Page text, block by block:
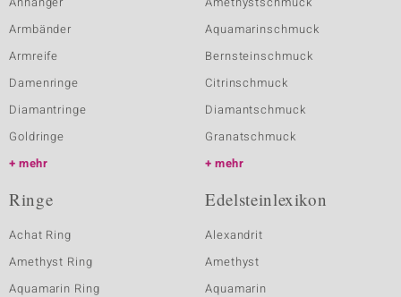
Armbänder
Armreife
Damenringe
Diamantringe
Goldringe
mehr
Aquamarinschmuck
Bernsteinschmuck
Citrinschmuck
Diamantschmuck
Granatschmuck
mehr
Ringe
Achat Ring
Amethyst Ring
Aquamarin Ring
Edelsteinlexikon
Alexandrit
Amethyst
Aquamarin